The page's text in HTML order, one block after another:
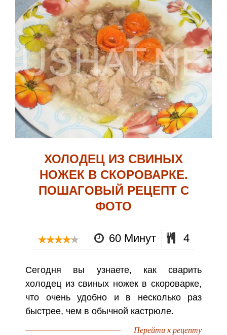
ХОЛОДЕЦ ИЗ СВИНЫХ
НОЖЕК В СКОРОВАРКЕ.
ПОШАГОВЫЙ РЕЦЕПТ С
ФОТО
60 Минут 4
Сегодня вы узнаете, как сварить
холодец из свиных ножек в скороварке,
что очень удобно и в несколько раз
быстрее, чем в обычной кастрюле.
Перейти к рецепту